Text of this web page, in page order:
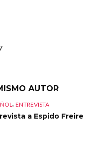
AUTOR
, ENTREVISTA
a Espido Freire